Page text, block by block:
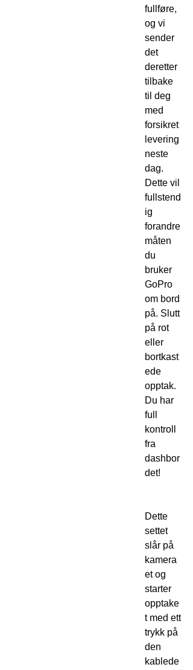
fullføre,
og vi
sender
det
deretter
tilbake
til deg
med
forsikret
levering
neste
dag.
Dette vil
fullstend
ig
forandre
måten
du
bruker
GoPro
om bord
på. Slutt
på rot
eller
bortkast
ede
opptak.
Du har
full
kontroll
fra
dashbor
det!
Dette
settet
slår på
kamera
et og
starter
opptake
t med ett
trykk på
den
kablede